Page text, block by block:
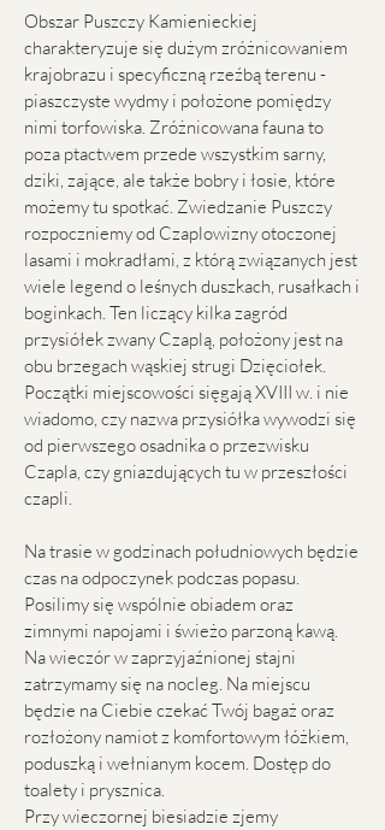
Obszar Puszczy Kamienieckiej
charakteryzuje się dużym zróżnicowaniem
krajobrazu i specyficzną rzeźbą terenu -
piaszczyste wydmy i położone pomiędzy
nimi torfowiska. Zróżnicowana fauna to
poza ptactwem przede wszystkim sarny,
dziki, zające, ale także bobry i łosie, które
możemy tu spotkać. Zwiedzanie Puszczy
rozpoczniemy od Czaplowizny otoczonej
lasami i mokradłami, z którą związanych jest
wiele legend o leśnych duszkach, rusałkach i
boginkach. Ten liczący kilka zagród
przysiółek zwany Czaplą, położony jest na
obu brzegach wąskiej strugi Dzięciołek.
Początki miejscowości sięgają XVIII w. i nie
wiadomo, czy nazwa przysiółka wywodzi się
od pierwszego osadnika o przezwisku
Czapla, czy gniazdujących tu w przeszłości
czapli.
Na trasie w godzinach południowych będzie
czas na odpoczynek podczas popasu.
Posilimy się wspólnie obiadem oraz
zimnymi napojami i świeżo parzoną kawą.
Na wieczór w zaprzyjaźnionej stajni
zatrzymamy się na nocleg. Na miejscu
będzie na Ciebie czekać Twój bagaż oraz
rozłożony namiot z komfortowym łóżkiem,
poduszką i wełnianym kocem. Dostęp do
toalety i prysznica.
Przy wieczornej biesiadzie zjemy